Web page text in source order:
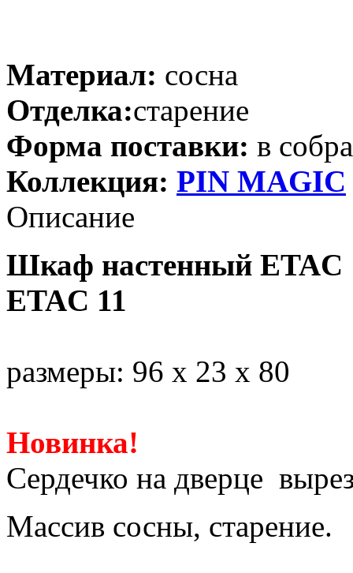
Материал: сосна
Отделка:старение
Форма поставки: в
Коллекция: PIN MAGIС
Описание
Шкаф настенный ETAC
ETAC 11
размеры: 96 х 23 х 80
Новинка!
Сердечко на дверце
Массив сосны, старение.